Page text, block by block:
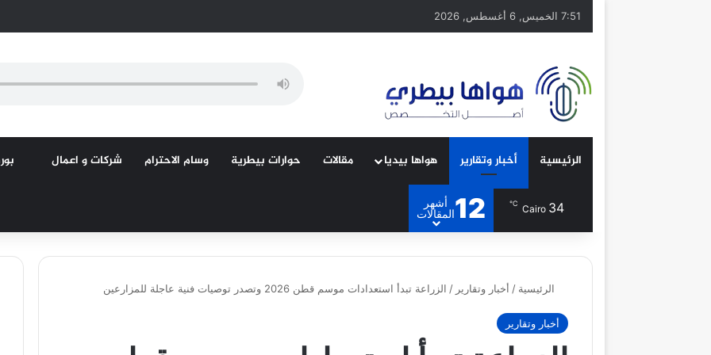
7:51 الخميس, 6 أغسطس, 2026
الرئيسية أخبار وتقارير هواها بيديا مقالات حوارات بيطرية وسام الاحترام شركات و اعمال
Cairo 34
℃
12
أشهر
المقالات
الرئيسية / أخبار وتقارير / الزراعة تبدأ استعدادات موسم قطن 2026 وتصدر توصيات فنية عاجلة للمزارعين
أخبار وتقارير